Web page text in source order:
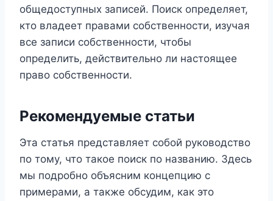
общедоступных записей. Поиск определяет,
кто владеет правами собственности, изучая
все записи собственности, чтобы
определить, действительно ли настоящее
право собственности.
Рекомендуемые статьи
Эта статья представляет собой руководство
по тому, что такое поиск по названию. Здесь
мы подробно объясним концепцию с
примерами, а также обсудим, как это